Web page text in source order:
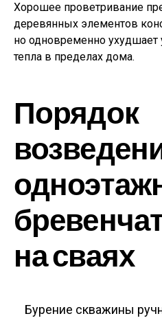
Хорошее проветривание
деревянных элементов
но одновременно ухудшает
тепла в пределах дома.
Порядок
на сваях
Бурение скважины